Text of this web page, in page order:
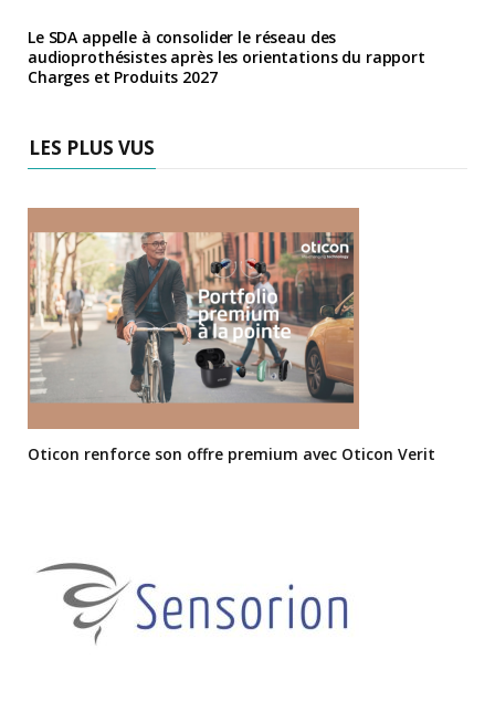
Le SDA appelle à consolider le réseau des
audioprothésistes après les orientations du rapport
Charges et Produits 2027
LES PLUS VUS
Oticon renforce son offre premium avec Oticon Verit